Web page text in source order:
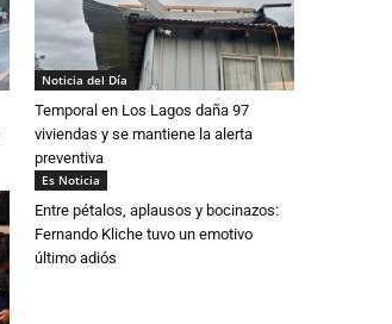
Noticia del Día
Temporal en Los Lagos daña 97
viviendas y se mantiene la alerta
preventiva
Es Noticia
Entre pétalos, aplausos y bocinazos:
Fernando Kliche tuvo un emotivo
último adiós